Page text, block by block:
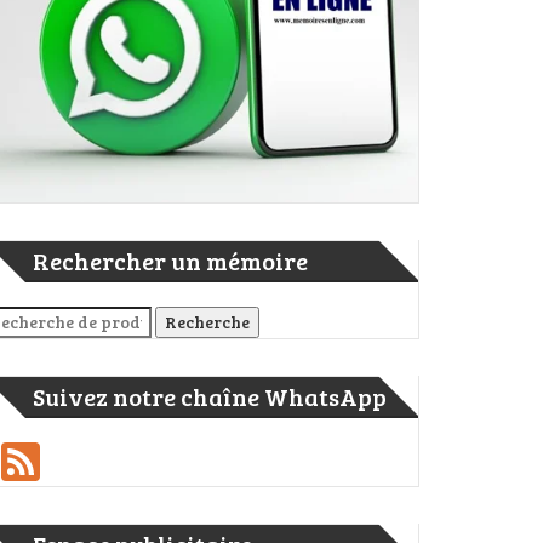
Rechercher un mémoire
pour : Recherche
Suivez notre chaîne WhatsApp